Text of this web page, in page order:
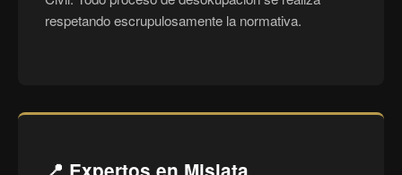
respetando escrupulosamente la normativa.